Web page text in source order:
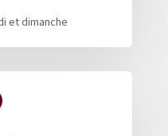
et dimanche